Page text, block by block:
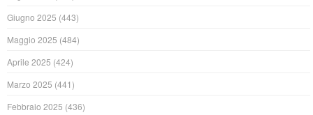
Giugno 2025 (443)
Maggio 2025 (484)
Aprile 2025 (424)
Marzo 2025 (441)
Febbraio 2025 (436)